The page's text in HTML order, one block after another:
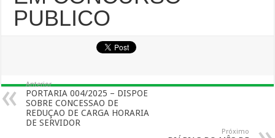
PUBLICO
Anterior
PORTARIA 004/2025 – DISPOE
SOBRE CONCESSAO DE
REDUÇAO DE CARGA HORARIA
DE SERVIDOR
Próximo